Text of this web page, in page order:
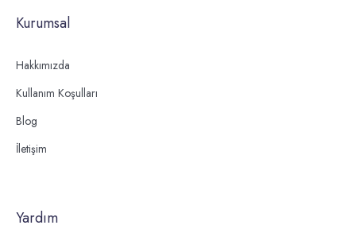
Kurumsal
Hakkımızda
Kullanım Koşulları
Blog
İletişim
Yardım